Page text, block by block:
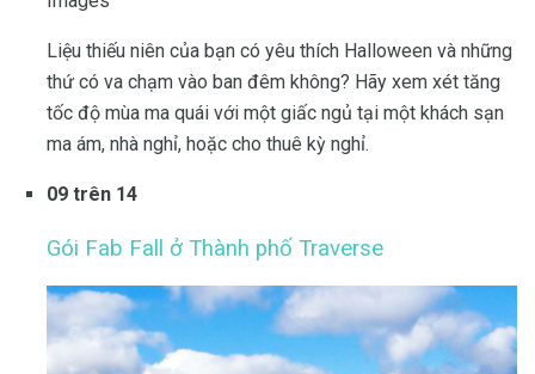
Liệu thiếu niên của bạn có yêu thích Halloween và những
thứ có va chạm vào ban đêm không? Hãy xem xét tăng
tốc độ mùa ma quái với một giấc ngủ tại một khách sạn
ma ám, nhà nghỉ, hoặc cho thuê kỳ nghỉ.
09 trên 14
Gói Fab Fall ở Thành phố Traverse